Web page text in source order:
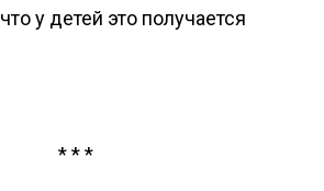
у детей это получается
* * *